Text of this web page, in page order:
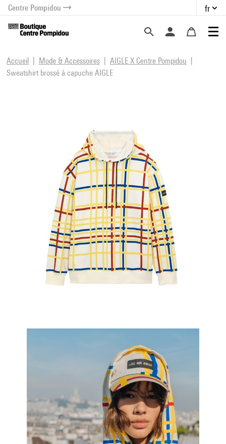
menu
contenu
Centre Pompidou fr
Accueil Mode & Accessoires
AIGLE X Centre Pompidou
Sweatshirt brossé à capuche AIGLE